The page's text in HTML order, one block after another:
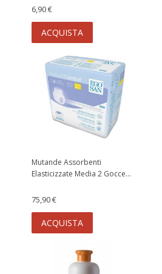
6,90 €
ACQUISTA
Mutande Assorbenti
Elasticizzate Media 2 Gocce...
75,90 €
ACQUISTA